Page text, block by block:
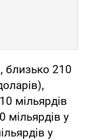
близько 210
мільярдів
мільярдів у
у